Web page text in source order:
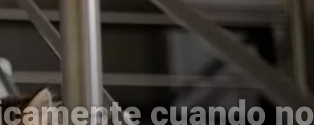
cuando no